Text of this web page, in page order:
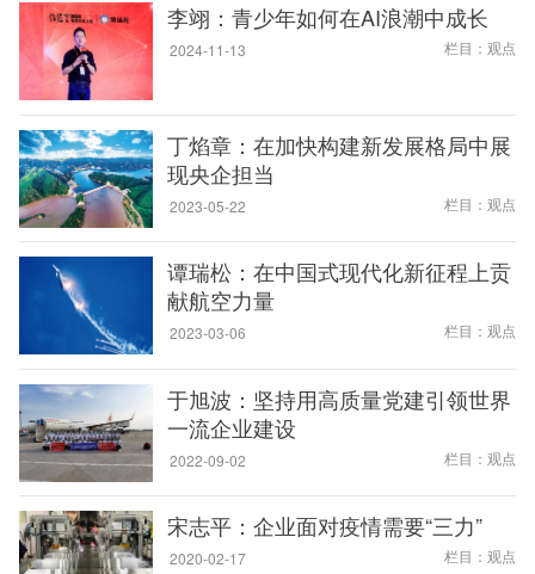
李翊：青少年如何在AI浪潮中成长
2024-11-13 栏目：观点
丁焰章：在加快构建新发展格局中展
现央企担当
2023-05-22 栏目：观点
谭瑞松：在中国式现代化新征程上贡
献航空力量
2023-03-06 栏目：观点
于旭波：坚持用高质量党建引领世界
一流企业建设
2022-09-02 栏目：观点
宋志平：企业面对疫情需要“三力”
2020-02-17 栏目：观点